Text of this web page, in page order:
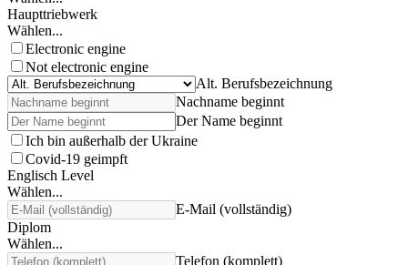
Haupttriebwerk
Wählen...
Electronic engine
Not electronic engine
Alt. Berufsbezeichnung
Nachname beginnt
Der Name beginnt
Ich bin außerhalb der Ukraine
Covid-19 geimpft
Englisch Level
Wählen...
E-Mail (vollständig)
Diplom
Wählen...
Telefon (komplett)